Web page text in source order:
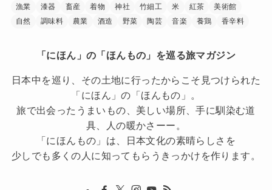
漁業
漆器 畜産 着物 神社 竹細工 米 紅茶
美術館
自然
調味料 農業 酒造 野菜 陶芸 音楽 養鶏 香辛料
「にほん」の「ほんもの」を巡る旅マガジン
日本中を巡り、その土地に行ったからこそ見つけられた
「にほん」の「ほんもの」。
旅で出会ったうまいもの、美しい場所、手に馴染む道
具、人の暖かさーー。
「にほんもの」は、日本文化の素晴らしさを
少しでも多くの人に知ってもらうきっかけを作ります。